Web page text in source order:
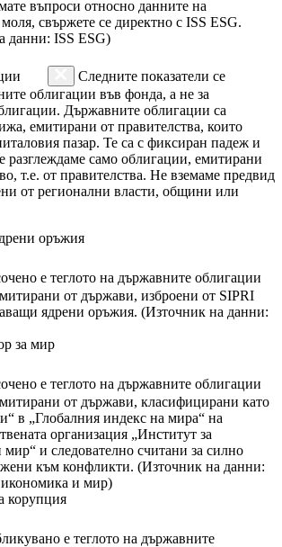
въпроси относно данните на
свържете се директно с ISS ESG.
данни: ISS ESG)
Следните показатели се
облигации във фонда, а не за
Държавните облигации са
емитирани от правителства, които
пазар. Те са с фиксиран падеж и
само облигации, емитирани
т.е. от правителства. Не вземаме предвид
от регионални власти, общини или
оръжия
е теглото на държавните облигации
от държави, изброени от SIPRI
ядрени оръжия. (Източник на данни:
за мир
е теглото на държавните облигации
от държави, класифицирани като
в „Глобалния индекс на мира“ на
организация „Институт за
и следователно считани за силно
към конфликти. (Източник на данни:
икономика и мир)
корупция
е теглото на държавните